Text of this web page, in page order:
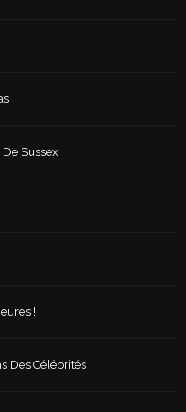
Sussex
!
Des Célébrités